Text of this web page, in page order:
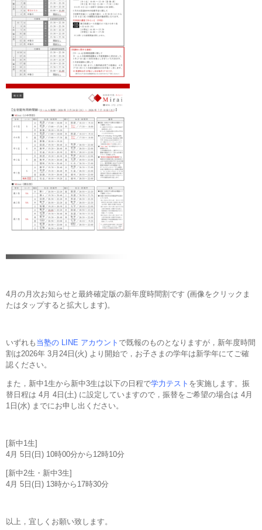
4月の月次お知らせと最終確定版の新年度時間割です (画像をクリックま
たはタップすると拡大します)。
いずれも 当塾の LINE アカウント で既報のものとなりますが，新年度時間
割は2026年 3月24日(火) より開始で，お子さまの学年は新学年にてご確
認ください。
また，新中1生から新中3生は以下の日程で学力テスト を実施します。振
替日程は 4月 4日(土) に設定していますので，振替をご希望の場合は 4月
1日(水) までにお申し出ください。
[新中1生]
4月 5日(日) 10時00分から12時10分
[新中2生・新中3生]
4月 5日(日) 13時から17時30分
以上，宜しくお願い致します。